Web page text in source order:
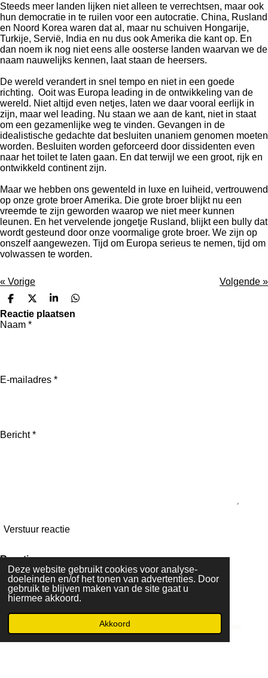
Deze website gebruikt cookies voor analyse-
doeleinden en/of het tonen van advertenties. Door
gebruik te blijven maken van de site gaat u
hiermee akkoord.
Akkoord
Steeds meer landen lijken niet alleen te verrechtsen, maar ook
hun democratie in te ruilen voor een autocratie. China, Rusland
en Noord Korea waren dat al, maar nu schuiven Hongarije,
Turkije, Servië, India en nu dus ook Amerika die kant op. En
dan noem ik nog niet eens alle oosterse landen waarvan we de
naam nauwelijks kennen, laat staan de heersers.
De wereld verandert in snel tempo en niet in een goede
richting. Ooit was Europa leading in de ontwikkeling van de
wereld. Niet altijd even netjes, laten we daar vooral eerlijk in
zijn, maar wel leading. Nu staan we aan de kant, niet in staat
om een gezamenlijke weg te vinden. Gevangen in de
idealistische gedachte dat besluiten unaniem genomen moeten
worden. Besluiten worden geforceerd door dissidenten even
naar het toilet te laten gaan. En dat terwijl we een groot, rijk en
ontwikkeld continent zijn.
Maar we hebben ons gewenteld in luxe en luiheid, vertrouwend
op onze grote broer Amerika. Die grote broer blijkt nu een
vreemde te zijn geworden waarop we niet meer kunnen
leunen. En het vervelende jongetje Rusland, blijkt een bully dat
wordt gesteund door onze voormalige grote broer. We zijn op
onszelf aangewezen. Tijd om Europa serieus te nemen, tijd om
volwassen te worden.
« Vorige Volgende »
D
e
l
e
D
e
e
S
h
D
e
Reactie plaatsen
Naam *
E-mailadres *
Bericht *
Verstuur reactie
Reacties
Er zijn geen reacties geplaatst.
© 2020 - 2026 Criebels
Powered byJouwWeb
Telefoonnummer